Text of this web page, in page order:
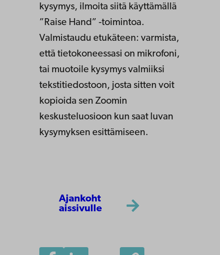
kysymys, ilmoita siitä käyttämällä
”Raise Hand” -toimintoa.
Valmistaudu etukäteen: varmista,
että tietokoneessasi on mikrofoni,
tai muotoile kysymys valmiiksi
tekstitiedostoon, josta sitten voit
kopioida sen Zoomin
keskusteluosioon kun saat luvan
kysymyksen esittämiseen.
Ajankoht
aissivulle